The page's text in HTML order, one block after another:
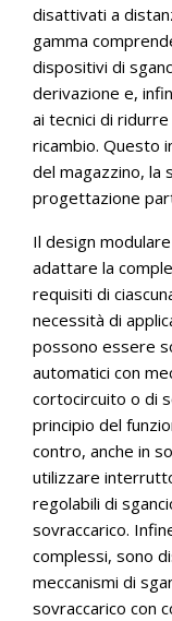
disattivati a
gamma
dispositivi di
derivazione e,
ai tecnici di
ricambio. Questo
del magazzino, la
progettazione
Il design
adattare la
requisiti di
necessità di
possono essere
automatici con
cortocircuito o di
principio del
contro, anche in
utilizzare
regolabili di
sovraccarico.
complessi, sono
meccanismi di
sovraccarico con